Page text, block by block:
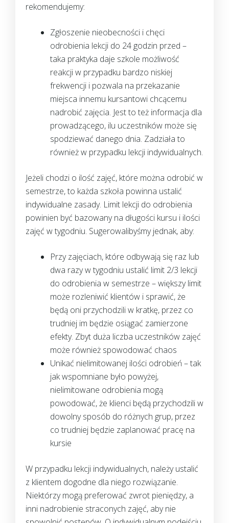
rekomendujemy:
Zgłoszenie nieobecności i chęci
odrobienia lekcji do 24 godzin przed –
taka praktyka daje szkole możliwość
reakcji w przypadku bardzo niskiej
frekwencji i pozwala na przekazanie
miejsca innemu kursantowi chcącemu
nadrobić zajęcia. Jest to też informacja dla
prowadzącego, ilu uczestników może się
spodziewać danego dnia. Zadziała to
również w przypadku lekcji indywidualnych.
Jeżeli chodzi o ilość zajęć, które można odrobić w
semestrze, to każda szkoła powinna ustalić
indywidualne zasady. Limit lekcji do odrobienia
powinien być bazowany na długości kursu i ilości
zajęć w tygodniu. Sugerowalibyśmy jednak, aby:
Przy zajęciach, które odbywają się raz lub
dwa razy w tygodniu ustalić limit 2/3 lekcji
do odrobienia w semestrze – większy limit
może rozleniwić klientów i sprawić, że
będą oni przychodzili w kratkę, przez co
trudniej im będzie osiągać zamierzone
efekty. Zbyt duża liczba uczestników zajęć
może również spowodować chaos
Unikać nielimitowanej ilości odrobień – tak
jak wspomniane było powyżej,
nielimitowane odrobienia mogą
powodować, że klienci będą przychodzili w
dowolny sposób do różnych grup, przez
co trudniej będzie zaplanować pracę na
kursie
W przypadku lekcji indywidualnych, należy ustalić
z klientem dogodne dla niego rozwiązanie.
Niektórzy mogą preferować zwrot pieniędzy, a
inni nadrobienie straconych zajęć, aby nie